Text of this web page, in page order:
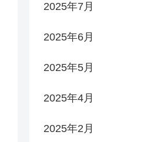
2025年7月
2025年6月
2025年5月
2025年4月
2025年2月